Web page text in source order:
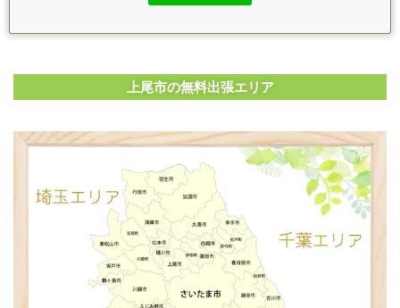
上尾市の無料出張エリア